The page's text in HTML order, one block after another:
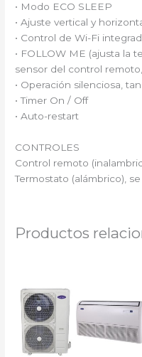
• Modo ECO SLEEP
• Ajuste vertical y
• Control de Wi-Fi
• FOLLOW ME (ajusta la
sensor del control
• Operación silenciosa,
• Timer On / Off
• Auto-restart
CONTROLES
Control remoto
Termostato (alámbrico),
Productos